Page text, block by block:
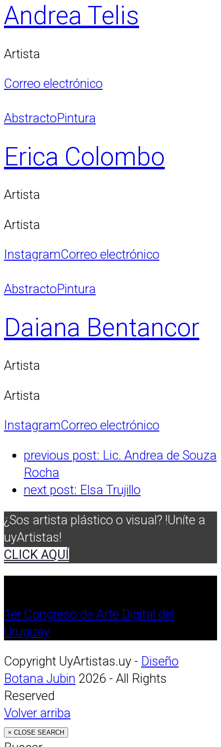
Andrea Telis
Artista
Correo electrónico
AbstractoPintura
Erica Colombo
Artista
Artista
InstagramCorreo electrónico
AbstractoPintura
Daiana Bentancor
Artista
Artista
InstagramCorreo electrónico
previous post: Lic. Andrea de Souza
Rocha
next post: Elsa Trujillo
¿Sos artista plástico o visual? !Uníte a
uyArtistas!
CLICK AQUÍ
1er Congreso de Arte Digital del
Uruguay
Copyright UyArtistas.uy - Diseño
Botana Jubin 2026 - All Rights
Reserved
Volver arriba
× CLOSE SEARCH